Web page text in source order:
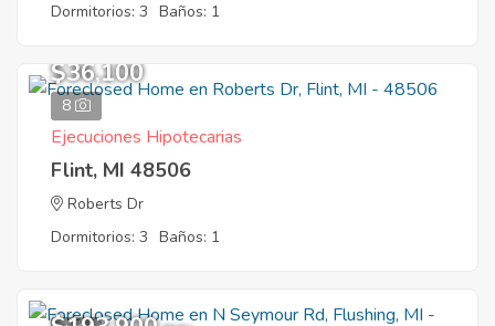
Dormitorios: 3 Baños: 1
8
$36,100
Ejecuciones Hipotecarias
Flint, MI 48506
Roberts Dr
Dormitorios: 3 Baños: 1